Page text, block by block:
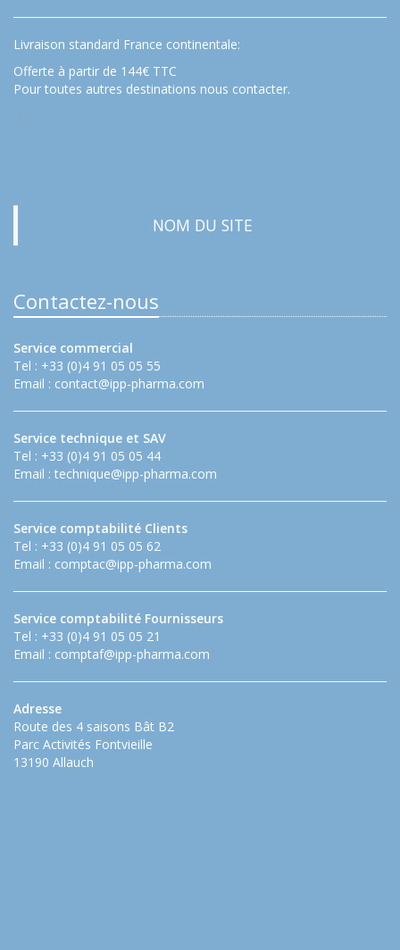
Livraison standard France continentale:
Offerte à partir de 144€ TTC
Pour toutes autres destinations nous contacter.
…
NOM DU SITE
Contactez-nous
Service commercial
Tel : +33 (0)4 91 05 05 55
Email : contact@ipp-pharma.com
Service technique et SAV
Tel : +33 (0)4 91 05 05 44
Email : technique@ipp-pharma.com
Service comptabilité Clients
Tel : +33 (0)4 91 05 05 62
Email : comptac@ipp-pharma.com
Service comptabilité Fournisseurs
Tel : +33 (0)4 91 05 05 21
Email : comptaf@ipp-pharma.com
Adresse
Route des 4 saisons Bât B2
Parc Activités Fontvieille
13190 Allauch